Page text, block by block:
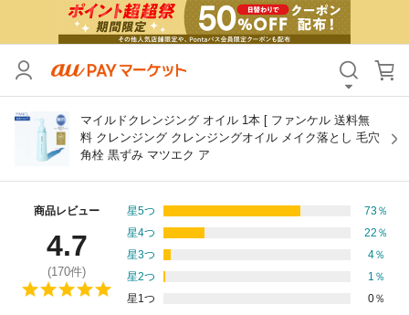
マイルドクレンジング オイル 1本 [ ファンケル 送料無
料 クレンジング クレンジングオイル メイク落とし 毛穴
角栓 黒ずみ マツエク ア
商品レビュー
4.7
(170件)
星5つ 73％
星4つ
22 ％
星3つ
4％
星2つ
1 ％
星1つ
0％
カテゴリ すべて
価格 すべて
支払い方法
その他の条件
送料無料
Pontaパス特典対象すべて